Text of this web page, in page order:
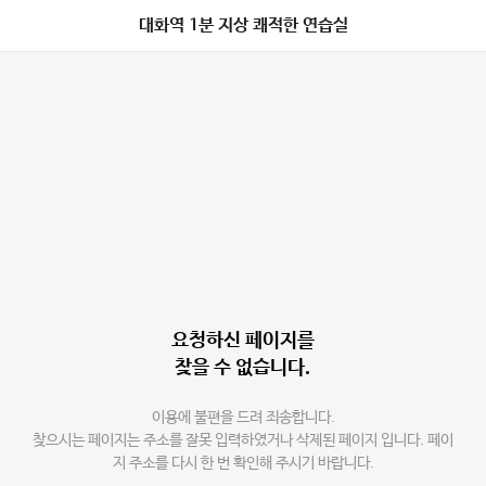
대화역 1분 지상 쾌적한 연습실
요청하신 페이지를
찾을 수 없습니다.
이용에 불편을 드려 죄송합니다.
찾으시는 페이지는 주소를 잘못 입력하였거나 삭제된 페이지 입니다. 페이
지 주소를 다시 한 번 확인해 주시기 바랍니다.